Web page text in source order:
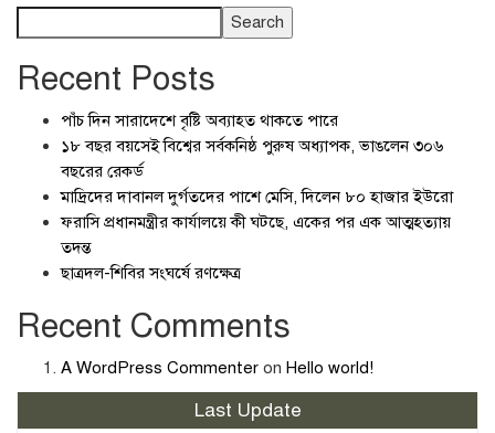
Search
Recent Posts
পাঁচ দিন সারাদেশে বৃষ্টি অব্যাহত থাকতে পারে
১৮ বছর বয়সেই বিশ্বের সর্বকনিষ্ঠ পুরুষ অধ্যাপক, ভাঙলেন ৩০৬
বছরের রেকর্ড
মাদ্রিদের দাবানল দুর্গতদের পাশে মেসি, দিলেন ৮০ হাজার ইউরো
ফরাসি প্রধানমন্ত্রীর কার্যালয়ে কী ঘটছে, একের পর এক আত্মহত্যায়
তদন্ত
ছাত্রদল-শিবির সংঘর্ষে রণক্ষেত্র
Recent Comments
A WordPress Commenter on Hello world!
Last Update